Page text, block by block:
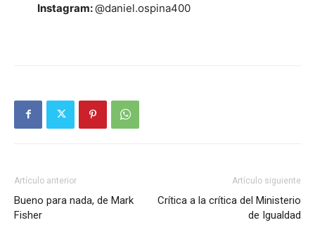
Instagram:@daniel.ospina400
Artículo anterior
Bueno para nada, de Mark
Fisher
Artículo siguiente
Crítica a la crítica del Ministerio
de Igualdad